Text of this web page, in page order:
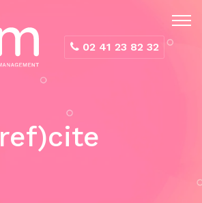
02 41 23 82 32
ref)cite